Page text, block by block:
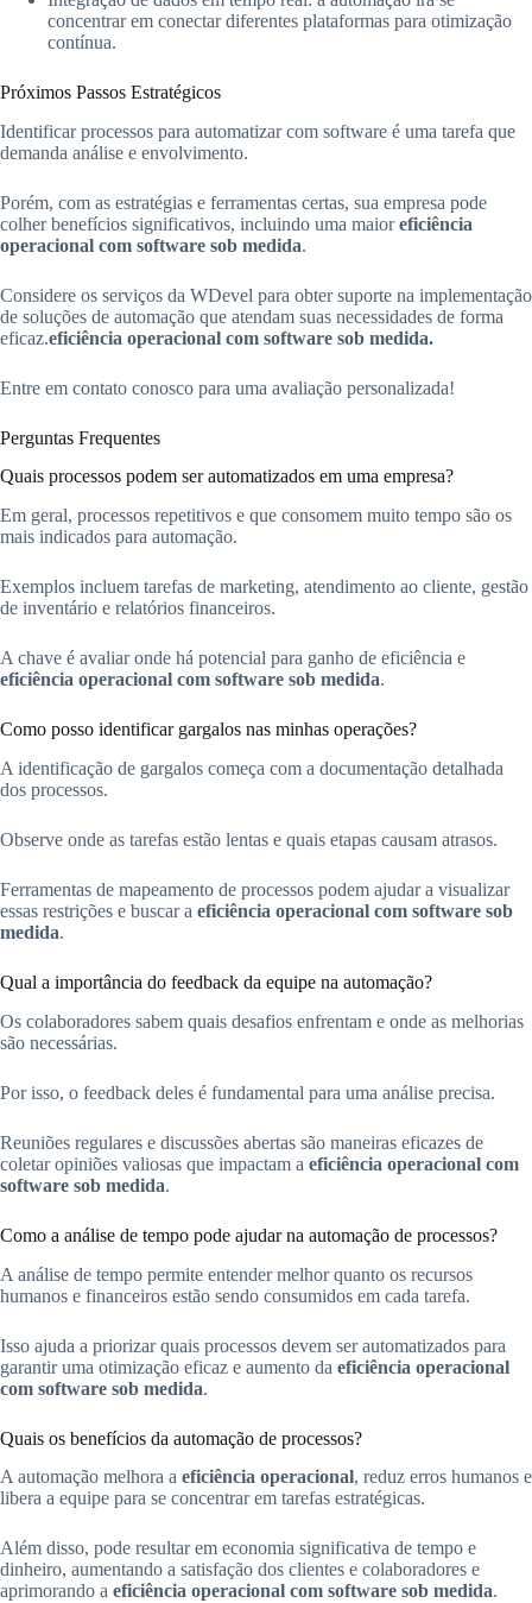
concentrar em conectar diferentes plataformas para otimização
contínua.
Próximos Passos Estratégicos
Identificar processos para automatizar com software é uma tarefa que
demanda análise e envolvimento.
Porém, com as estratégias e ferramentas certas, sua empresa pode
colher benefícios significativos, incluindo uma maioreficiência
operacional com software sob medida.
Considere os serviços da WDevel para obter suporte na implementação
de soluções de automação que atendam suas necessidades de forma
eficaz.eficiência operacional com software sob medida.
Entre em contato conosco para uma avaliação personalizada!
Perguntas Frequentes
Quais processos podem ser automatizados em uma empresa?
Em geral, processos repetitivos e que consomem muito tempo são os
mais indicados para automação.
Exemplos incluem tarefas de marketing, atendimento ao cliente, gestão
de inventário e relatórios financeiros.
A chave é avaliar onde há potencial para ganho de eficiência e
eficiência operacional com software sob medida.
Como posso identificar gargalos nas minhas operações?
A identificação de gargalos começa com a documentação detalhada
dos processos.
Observe onde as tarefas estão lentas e quais etapas causam atrasos.
Ferramentas de mapeamento de processos podem ajudar a visualizar
essas restrições e buscar a eficiência operacional com software sob
medida.
Qual a importância do feedback da equipe na automação?
Os colaboradores sabem quais desafios enfrentam e onde as melhorias
são necessárias.
Por isso, o feedback deles é fundamental para uma análise precisa.
Reuniões regulares e discussões abertas são maneiras eficazes de
coletar opiniões valiosas que impactam a eficiência operacional com
software sob medida.
Como a análise de tempo pode ajudar na automação de processos?
A análise de tempo permite entender melhor quanto os recursos
humanos e financeiros estão sendo consumidos em cada tarefa.
Isso ajuda a priorizar quais processos devem ser automatizados para
garantir uma otimização eficaz e aumento da eficiência operacional
com software sob medida.
Quais os benefícios da automação de processos?
A automação melhora a eficiência operacional, reduz erros humanos e
libera a equipe para se concentrar em tarefas estratégicas.
Além disso, pode resultar em economia significativa de tempo e
dinheiro, aumentando a satisfação dos clientes e colaboradores e
aprimorando a eficiência operacional com software sob medida.